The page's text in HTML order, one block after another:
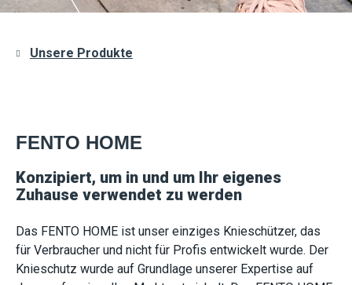
Unsere Produkte
FENTO HOME
Konzipiert, um in und um Ihr eigenes
Zuhause verwendet zu werden
Das FENTO HOME ist unser einziges Knieschützer, das
für Verbraucher und nicht für Profis entwickelt wurde. Der
Knieschutz wurde auf Grundlage unserer Expertise auf